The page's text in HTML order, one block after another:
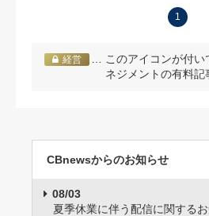
1
経営
… このアイコンが付い
ネジメントの有料記
CBnewsからのお知らせ
08/03
夏季休業に伴う配信に関する